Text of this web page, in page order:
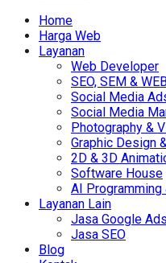
Home
Harga Web
Layanan
Web Developer
SEO, SEM &
Social Media
Social Media
Photography &
Graphic Design
2D & 3D
Software House
AI
Layanan Lain
Jasa Google Ads
Jasa SEO
Blog